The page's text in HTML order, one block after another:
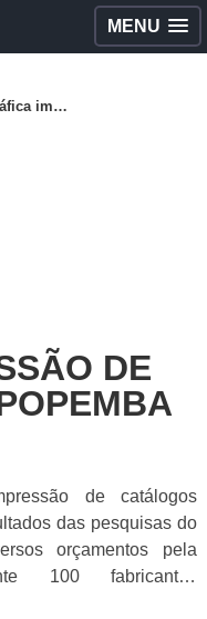
MENU
Gráfica impressão de catálogos Sapopemba
DE
de catálogos
das pesquisas do
orçamentos pela
100 fabricantes